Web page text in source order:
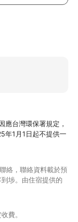
應台灣環保署規定，
年1月1日起不提供一
絡，聯絡資料載於預
埗。由住宿提供的
費。